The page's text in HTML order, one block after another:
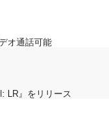
オ通話可能
LR』をリリース